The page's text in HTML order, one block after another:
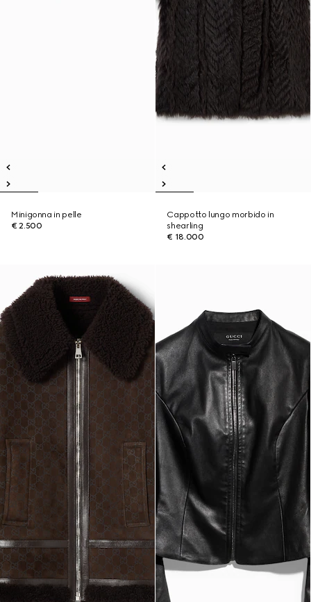
Minigonna in pelle
€ 2.500
Cappotto lungo morbido in
shearling
€ 18.000